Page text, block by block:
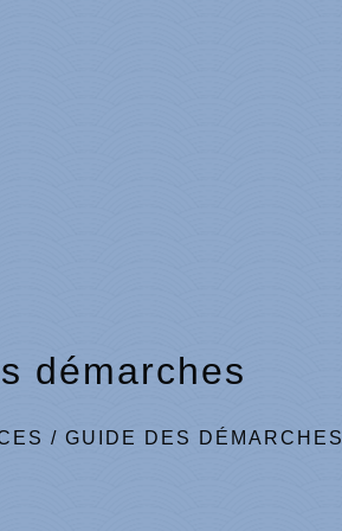
démarches
/ GUIDE DES DÉMARCHES